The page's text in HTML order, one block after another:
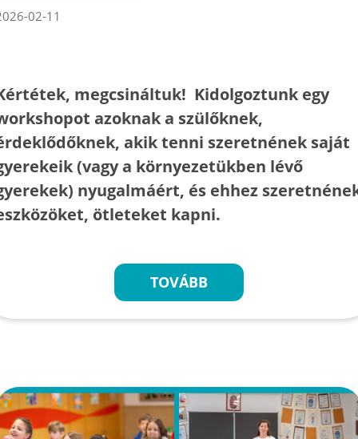
02-11
megcsináltuk! Kidolgoztunk egy
azoknak a szülőknek,
akik tenni szeretnének saját
(vagy a környezetükben lévő
nyugalmáért, és ehhez
ötleteket kapni.
TOVÁBB